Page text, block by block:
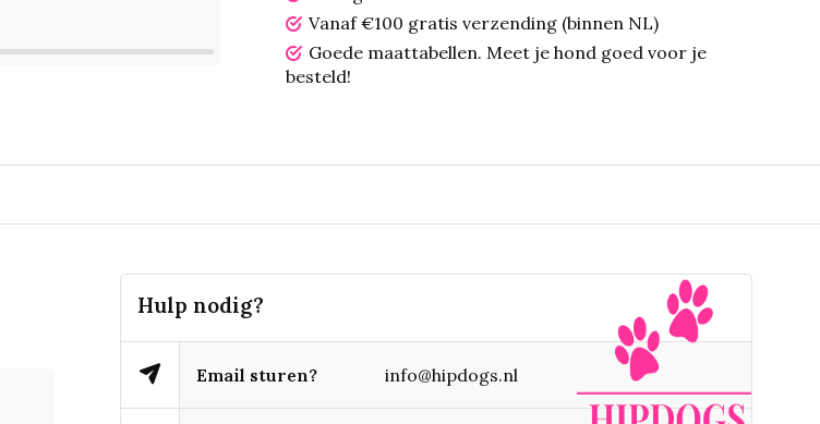
Vanaf €100 gratis verzending (binnen NL)
Goede maattabellen. Meet je hond goed voor je
besteld!
Hulp nodig?
Email sturen? info@hipdogs.nl